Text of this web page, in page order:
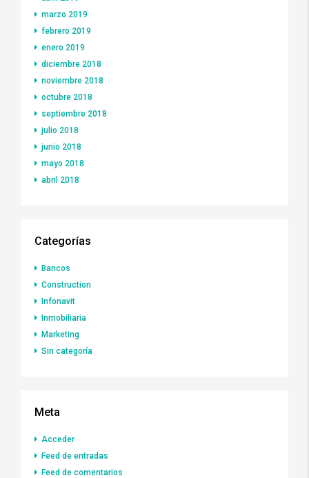
marzo 2019
febrero 2019
enero 2019
diciembre 2018
noviembre 2018
octubre 2018
septiembre 2018
julio 2018
junio 2018
mayo 2018
abril 2018
Categorías
Bancos
Construction
Infonavit
Inmobiliaria
Marketing
Sin categoría
Meta
Acceder
Feed de entradas
Feed de comentarios